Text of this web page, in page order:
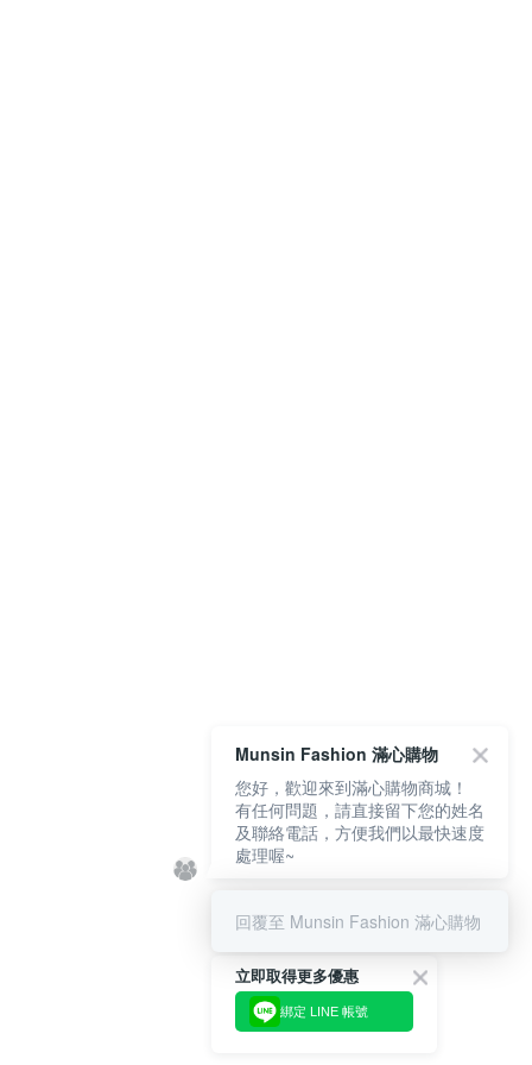
立即取得更多優惠
綁定 LINE 帳號
Munsin Fashion 滿心購物
您好，歡迎來到滿心購物商城！
有任何問題，請直接留下您的姓名
及聯絡電話，方便我們以最快速度
處理喔~
回覆至 Munsin Fashion 滿心購物